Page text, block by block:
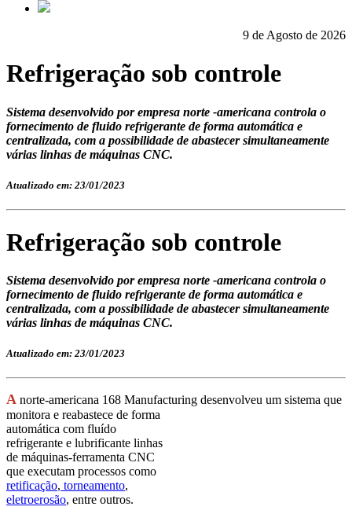
9 de Agosto de 2026
Refrigeração sob controle
Sistema desenvolvido por empresa norte -americana controla o
fornecimento de fluido refrigerante de forma automática e
centralizada, com a possibilidade de abastecer simultaneamente
várias linhas de máquinas CNC.
Atualizado em: 23/01/2023
Refrigeração sob controle
Sistema desenvolvido por empresa norte -americana controla o
fornecimento de fluido refrigerante de forma automática e
centralizada, com a possibilidade de abastecer simultaneamente
várias linhas de máquinas CNC.
Atualizado em: 23/01/2023
A norte-americana 168 Manufacturing desenvolveu um sistema que
monitora e reabastece de forma
automática com fluído
refrigerante e lubrificante linhas
de máquinas-ferramenta CNC
que executam processos como
retificação, torneamento,
eletroerosão, entre outros.